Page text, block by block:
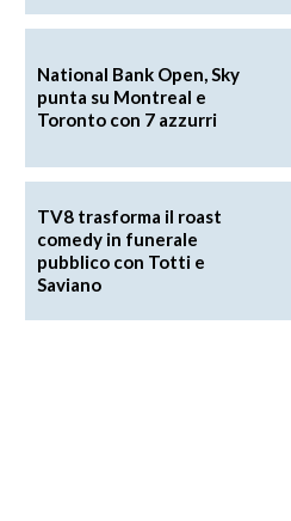
National Bank Open, Sky
punta su Montreal e
Toronto con 7 azzurri
TV8 trasforma il roast
comedy in funerale
pubblico con Totti e
Saviano